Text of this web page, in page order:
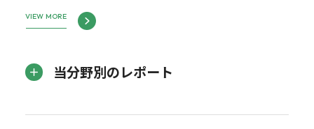
VIEW MORE
当分野別のレポート